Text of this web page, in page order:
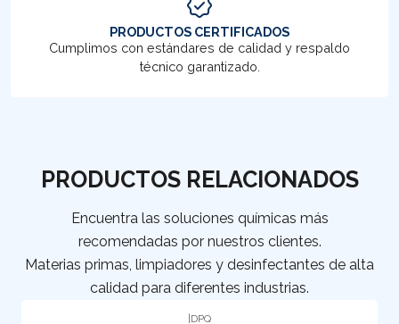
PRODUCTOS CERTIFICADOS
Cumplimos con estándares de calidad y respaldo
técnico garantizado.
PRODUCTOS RELACIONADOS
Encuentra las soluciones químicas más
recomendadas por nuestros clientes.
Materias primas, limpiadores y desinfectantes de alta
calidad para diferentes industrias.
DPQ